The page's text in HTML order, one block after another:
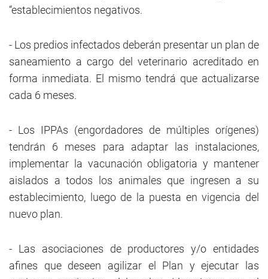
“establecimientos negativos.
- Los predios infectados deberán presentar un plan de
saneamiento a cargo del veterinario acreditado en
forma inmediata. El mismo tendrá que actualizarse
cada 6 meses.
- Los IPPAs (engordadores de múltiples orígenes)
tendrán 6 meses para adaptar las instalaciones,
implementar la vacunación obligatoria y mantener
aislados a todos los animales que ingresen a su
establecimiento, luego de la puesta en vigencia del
nuevo plan.
- Las asociaciones de productores y/o entidades
afines que deseen agilizar el Plan y ejecutar las